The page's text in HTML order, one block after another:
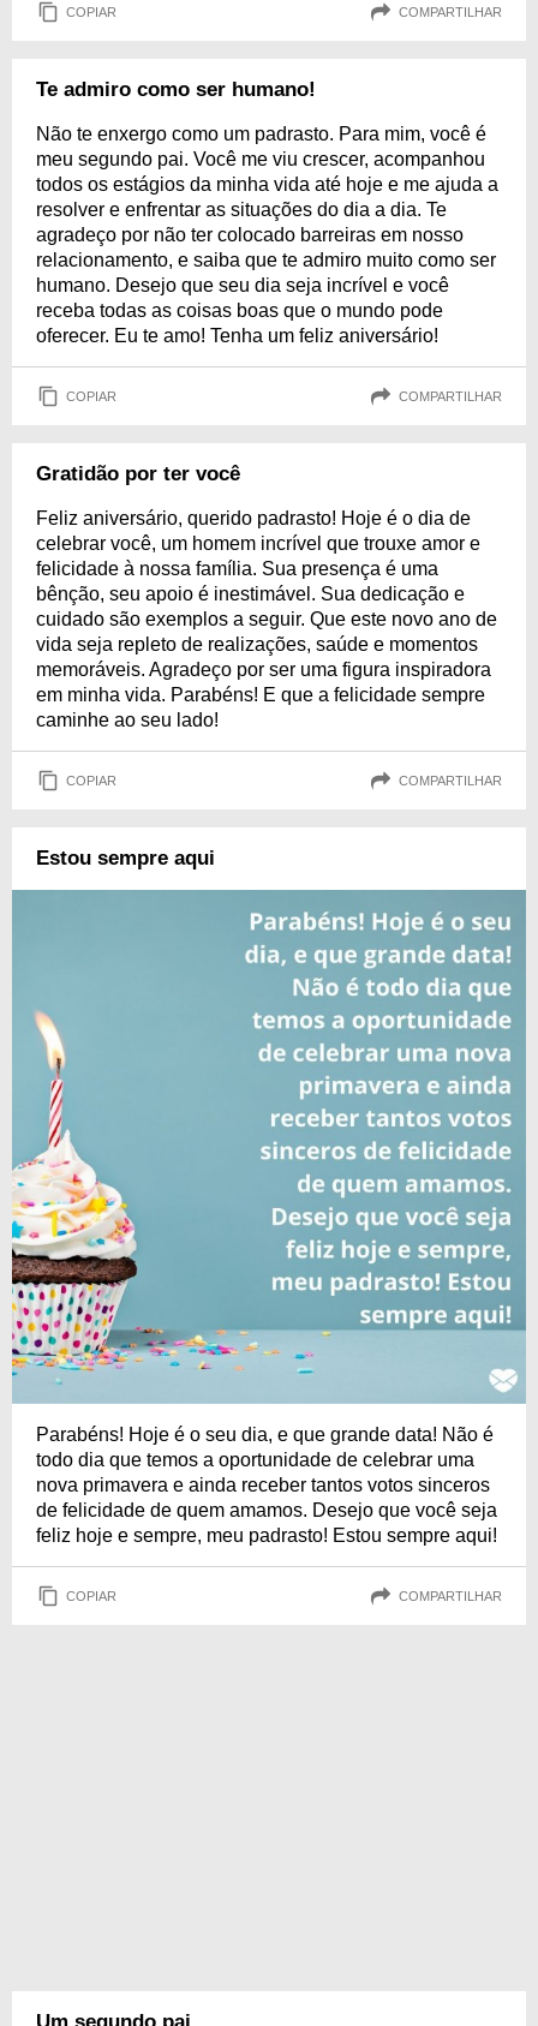
COPIAR COMPARTILHAR
Te admiro como ser humano!
Não te enxergo como um padrasto. Para mim, você é
meu segundo pai. Você me viu crescer, acompanhou
todos os estágios da minha vida até hoje e me ajuda a
resolver e enfrentar as situações do dia a dia. Te
agradeço por não ter colocado barreiras em nosso
relacionamento, e saiba que te admiro muito como ser
humano. Desejo que seu dia seja incrível e você
receba todas as coisas boas que o mundo pode
oferecer. Eu te amo! Tenha um feliz aniversário!
COPIAR COMPARTILHAR
Gratidão por ter você
Feliz aniversário, querido padrasto! Hoje é o dia de
celebrar você, um homem incrível que trouxe amor e
felicidade à nossa família. Sua presença é uma
bênção, seu apoio é inestimável. Sua dedicação e
cuidado são exemplos a seguir. Que este novo ano de
vida seja repleto de realizações, saúde e momentos
memoráveis. Agradeço por ser uma figura inspiradora
em minha vida. Parabéns! E que a felicidade sempre
caminhe ao seu lado!
COPIAR COMPARTILHAR
Estou sempre aqui
Parabéns! Hoje é o seu dia, e que grande data! Não é
todo dia que temos a oportunidade de celebrar uma
nova primavera e ainda receber tantos votos sinceros
de felicidade de quem amamos. Desejo que você seja
feliz hoje e sempre, meu padrasto! Estou sempre aqui!
COPIAR COMPARTILHAR